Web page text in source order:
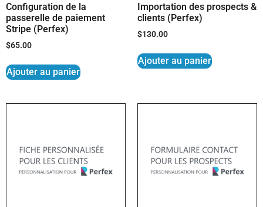
Configuration de la
passerelle de paiement
Stripe (Perfex)
$65.00
Ajouter au panier
Importation des prospects &
clients (Perfex)
$130.00
Ajouter au panier